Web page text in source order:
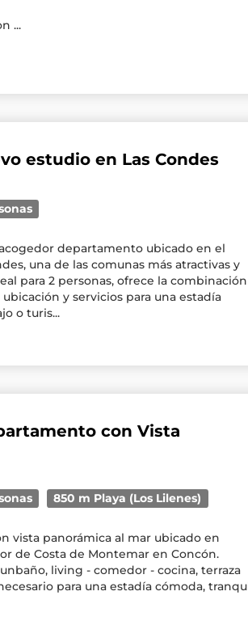
...
estudio en Las Condes
departamento ubicado en el
una de las comunas más atractivas y
para 2 personas, ofrece la combinación
y servicios para una estadía
o turis...
con Vista
850 m Playa (Los Lilenes)
vista panorámica al mar ubicado en
de Costa de Montemar en Concón.
living - comedor - cocina, terraza
para una estadía cómoda,